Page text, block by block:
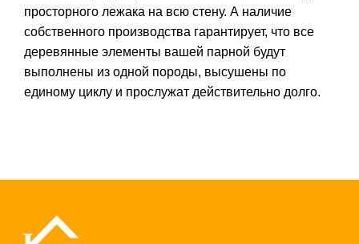
просторного лежака на всю стену. А наличие
собственного производства гарантирует, что все
деревянные элементы вашей парной будут
выполнены из одной породы, высушены по
единому циклу и прослужат действительно долго.